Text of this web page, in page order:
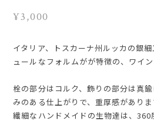
¥3,000
イタリア、トスカーナ州ルッカの銀
ュールなフォルムがが特徴の、ワイン
栓の部分はコルク、飾りの部分は真
みのある仕上がりで、重厚感があり
繊細なハンドメイドの生物達は、360